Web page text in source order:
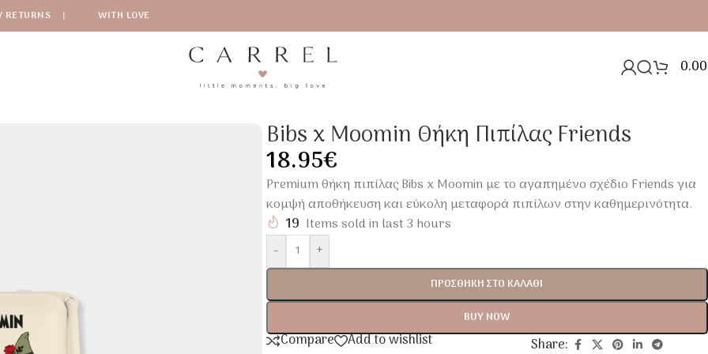
RETURNS | WITH LOVE
0.00
Bibs x Moomin Θήκη Πιπίλας Friends
18.95€
Premium θήκη πιπίλας Bibs x Moomin με το αγαπημένο σχέδιο Friends για
κομψή αποθήκευση και εύκολη μεταφορά πιπίλων στην καθημερινότητα.
19 Items sold in last 3 hours
-
+
ΠΡΟΣΘΉΚΗ ΣΤΟ ΚΑΛΆΘΙ
BUY NOW
Compare Add to wishlist
Share: